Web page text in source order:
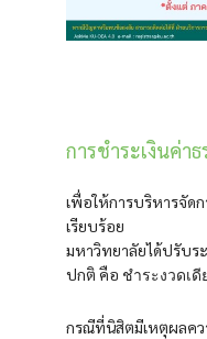
การชำระเงินค่า
เพื่อให้การบริหารจัด
เรียบร้อย
มหาวิทยาลัยได้ปรับร
ปกติ คือ ชำระงวดเดี
กรณีที่นิสิตมีเหตุผลคว